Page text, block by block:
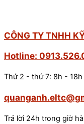
CÔNG TY TNHH
Hotline:
Thứ 2 - thứ 7: 8h - 18h
Trả lời 24h trong giờ